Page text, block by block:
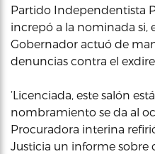
Partido Independentista
increpó a la nominada si,
Gobernador actuó de
denuncias contra el
‘Licenciada, este salón
nombramiento se da al
Procuradora interina
Justicia un informe sobre